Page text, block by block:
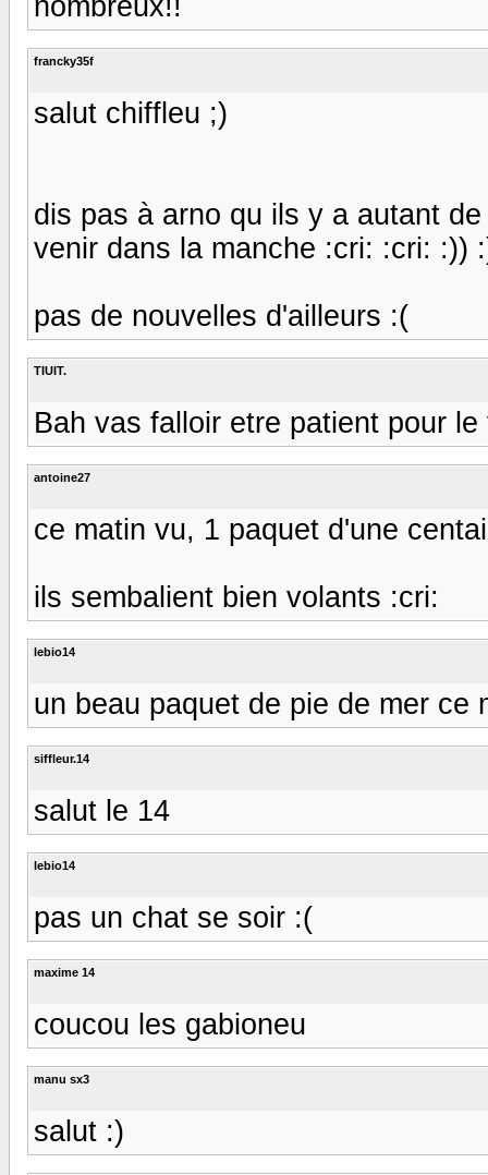
francky35f
salut chiffleu ;)
dis pas à arno qu ils y a autant
venir dans la manche :cri: :cri: :))
pas de nouvelles d'ailleurs :(
TIUIT.
Bah vas falloir etre patient pour
antoine27
ce matin vu, 1 paquet d'une
ils sembalient bien volants :cri:
lebio14
un beau paquet de pie de mer ce
siffleur.14
salut le 14
lebio14
pas un chat se soir :(
maxime 14
coucou les gabioneu
manu sx3
salut :)